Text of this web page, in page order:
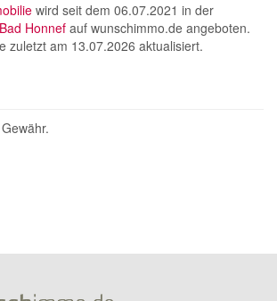
wird seit dem 06.07.2021 in der
Honnef auf wunschimmo.de angeboten.
zuletzt am 13.07.2026 aktualisiert.